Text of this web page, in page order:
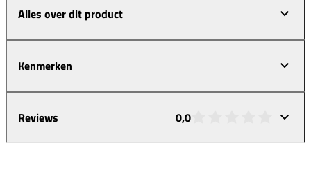
Alles over dit product
Kenmerken
Reviews 0,0